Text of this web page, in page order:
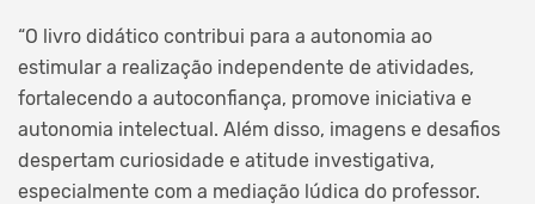
“O livro didático contribui para a autonomia ao
estimular a realização independente de atividades,
fortalecendo a autoconfiança, promove iniciativa e
autonomia intelectual. Além disso, imagens e desafios
despertam curiosidade e atitude investigativa,
especialmente com a mediação lúdica do professor.